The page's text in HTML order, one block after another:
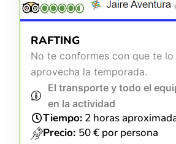
RAFTING
No te conformes con que te lo
aprovecha la temporada.
El transporte y todo el
en la actividad
Tiempo: 2 horas
Precio: 50 € por persona